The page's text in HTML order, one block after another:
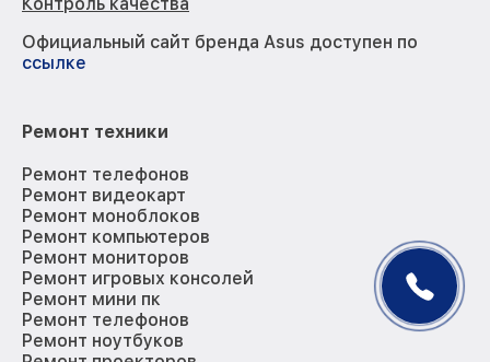
Официальный сайт бренда Asus доступен по
ссылке
Ремонт техники
Ремонт телефонов
Ремонт видеокарт
Ремонт моноблоков
Ремонт компьютеров
Ремонт мониторов
Ремонт игровых консолей
Ремонт мини пк
Ремонт телефонов
Ремонт ноутбуков